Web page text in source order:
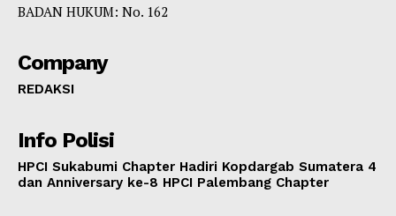
BADAN HUKUM: No. 162
Company
REDAKSI
Info Polisi
HPCI Sukabumi Chapter Hadiri Kopdargab Sumatera 4
dan Anniversary ke-8 HPCI Palembang Chapter